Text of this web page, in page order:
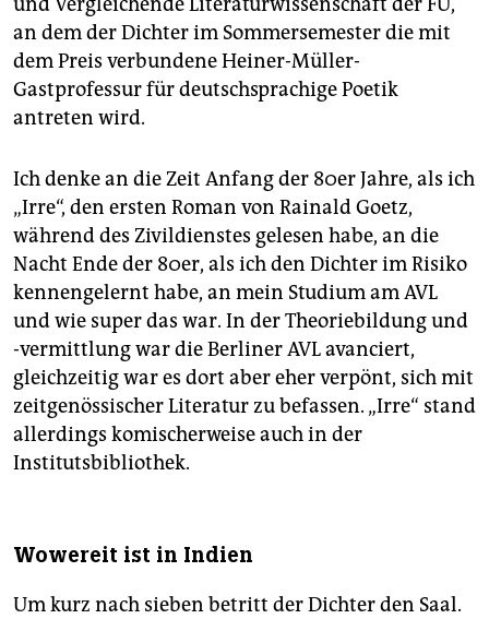
an dem der Dichter im Sommersemester die mit
dem Preis verbundene Heiner-Müller-
Gastprofessur für deutschsprachige Poetik
antreten wird.
Ich denke an die Zeit Anfang der 80er Jahre, als ich
„Irre“, den ersten Roman von Rainald Goetz,
während des Zivildienstes gelesen habe, an die
Nacht Ende der 80er, als ich den Dichter im Risiko
kennengelernt habe, an mein Studium am AVL
und wie super das war. In der Theoriebildung und
-vermittlung war die Berliner AVL avanciert,
gleichzeitig war es dort aber eher verpönt, sich mit
zeitgenössischer Literatur zu befassen. „Irre“ stand
allerdings komischerweise auch in der
Institutsbibliothek.
Wowereit ist in Indien
Um kurz nach sieben betritt der Dichter den Saal.